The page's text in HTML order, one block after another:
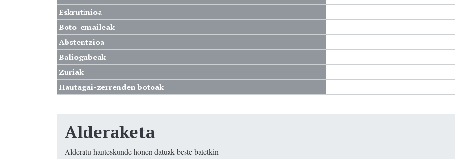
Eskrutinioa
Boto-emaileak
Abstentzioa
Baliogabeak
Zuriak
Hautagai-zerrenden botoak
Alderaketa
Alderatu hauteskunde honen datuak beste batetkin